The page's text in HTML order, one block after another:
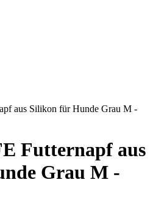
aus Silikon für Hunde Grau M -
Futternapf aus
Grau M -